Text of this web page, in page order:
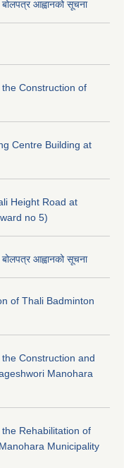
बोलपत्र आह्वानको सूचना
Construction of
Centre Building at
Height Road at
no 5)
बोलपत्र आह्वानको सूचना
of Thali Badminton
Construction and
Manohara
Rehabilitation of
Municipality